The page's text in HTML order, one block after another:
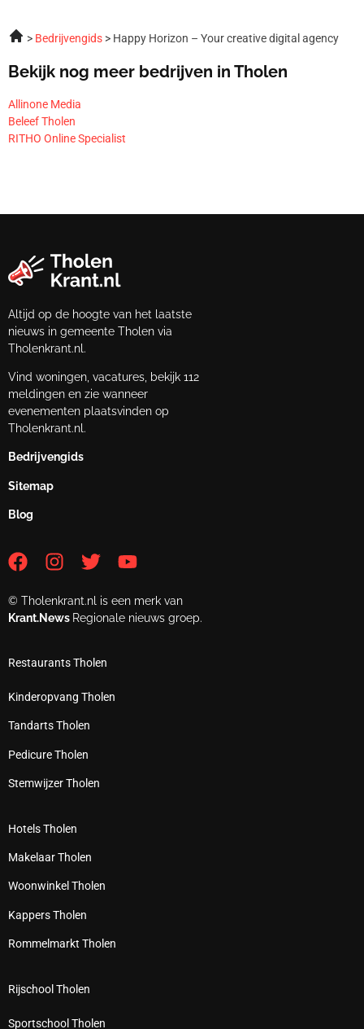
Bedrijvengids Happy Horizon – Your creative digital agency
Bekijk nog meer bedrijven in Tholen
Allinone Media
Beleef Tholen
RITHO Online Specialist
Altijd op de hoogte van het laatste
nieuws in gemeente Tholen via
Tholenkrant.nl.
Vind woningen, vacatures, bekijk 112
meldingen en zie wanneer
evenementen plaatsvinden op
Tholenkrant.nl.
Bedrijvengids
Sitemap
Blog
© Tholenkrant.nl is een merk van
Krant.News Regionale nieuws groep.
Restaurants Tholen
Kinderopvang Tholen
Tandarts Tholen
Pedicure Tholen
Stemwijzer Tholen
Hotels Tholen
Makelaar Tholen
Woonwinkel Tholen
Kappers Tholen
Rommelmarkt Tholen
Rijschool Tholen
Sportschool Tholen